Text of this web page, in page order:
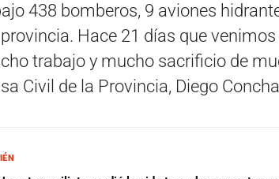
438 bomberos, 9 aviones
Hace 21 días que venimos
trabajo y mucho sacrificio de
Civil de la Provincia, Diego